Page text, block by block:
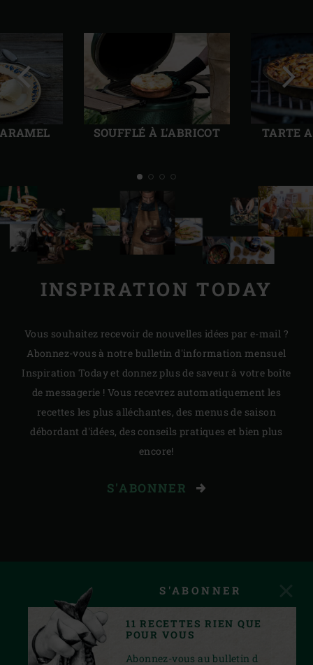
SOUFFLÉ À L'ABRICOT TARTE
Diapo
INSPIRATION TODAY
Vous souhaitez recevoir de nouvelles idées par e-mail ?
Abonnez-vous à notre bulletin d'information mensuel
Inspiration Today et donnez plus de saveur à votre boîte
de messagerie ! Vous recevrez automatiquement les
recettes les plus alléchantes, des menus de saison
débordant d'idées, des conseils pratiques et bien plus
encore!
S'ABONNER
S'ABONNER
11 RECETTES RIEN QUE
POUR VOUS
Abonnez-vous au bulletin d